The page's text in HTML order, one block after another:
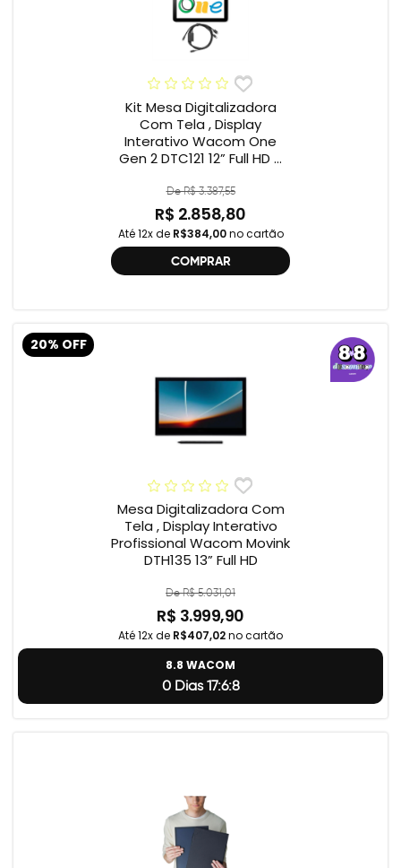
Kit Mesa Digitalizadora
Com Tela , Display
Interativo Wacom One
Gen 2 DTC121 12” Full HD +
geração , DTC121 ,
DTH134W,
De R$ 3.387,55
R$ 2.858,80
Até 12x de R$384,00no cartão
COMPRAR
20% OFF
Mesa Digitalizadora Com
Tela , Display Interativo
Profissional Wacom Movink
DTH135 13” Full HD
De R$ 5.031,01
R$ 3.999,90
Até 12x de R$407,02no cartão
8.8 WACOM
0 Dias 17:6:7